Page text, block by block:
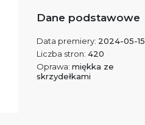
Dane podstawowe
Data premiery: 2024-05-15
Liczba stron: 420
Oprawa: miękka ze
skrzydełkami